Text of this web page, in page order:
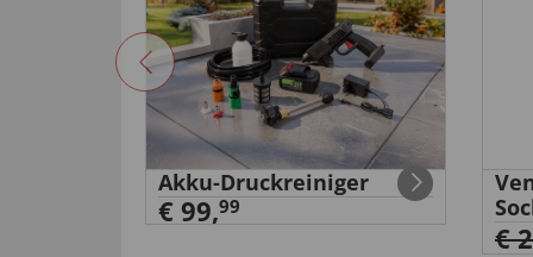
Akku-Druckreiniger
€ 99,99
€